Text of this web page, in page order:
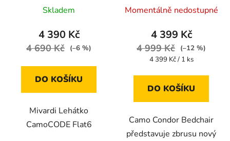
hodnocení
produktu
je
5
Skladem
4 390 Kč
4 690 Kč (–6 %)
DO KOŠÍKU
Mivardi Lehátko
CamoCODE Flat6
hodnocení
produktu
je
5,0
5
Momentálně nedostupné
4 399 Kč
4 999 Kč
(–12 %)
Měrná
4 399 Kč / 1 ks
DO KOŠÍKU
Camo Condor Bedchair
představuje zbrusu nový